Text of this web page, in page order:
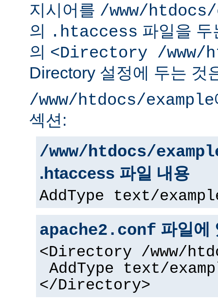
지시어를 /www/
의
.htaccess 파일을
의 <Directory /www/
Directory 설정에 두는 것
/www/htdocs/example
섹션:
/www/htdocs/
.htaccess 파일 내용
AddType text/
apache2.conf 파일에
<Directory /www/
AddType text/
</Directory>